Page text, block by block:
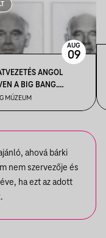
ANGOL
A BIG BANG.
GYŰJTEMÉNYI
CÍMŰ
MÚZEUM
AUG
09
ahová bárki
nem szervezője és
ha ezt az adott